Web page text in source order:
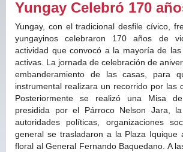
Yungay Celebró 170
Yungay, con el tradicional desfile cívico,
yungayinos celebraron 170 años de
actividad que convocó a la mayoría de
activas. La jornada de celebración de
embanderamiento de las casas, para
instrumental realizara un recorrido por las
Posteriormente se realizó una Misa
presidida por el Párroco Nelson Jara,
autoridades políticas, organizaciones
general se trasladaron a la Plaza Iquique
floral al General Fernando Baquedano. A